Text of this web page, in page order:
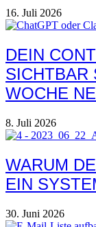
16. Juli 2026
DEIN
SICHTBAR
WOCHE
8. Juli 2026
WARUM
EIN
30. Juni 2026